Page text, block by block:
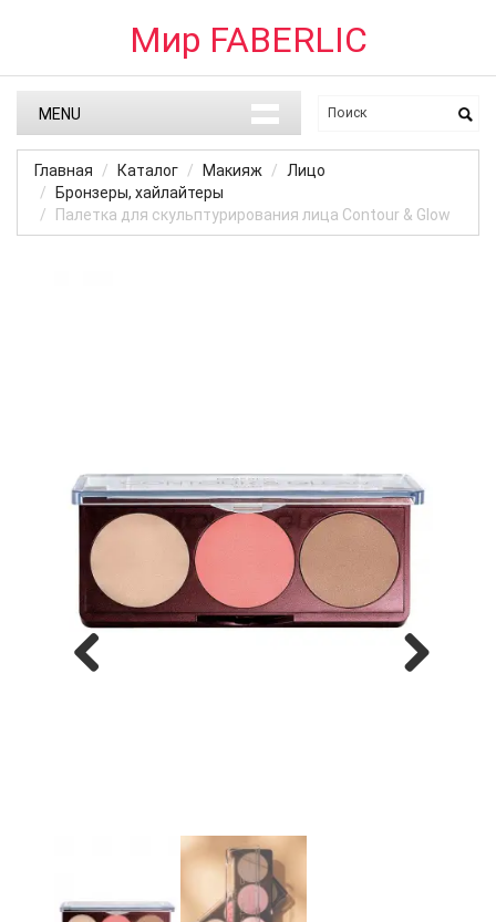
Мир FABERLIC
MENU
Главная Каталог Макияж
Лицо
Бронзеры, хайлайтеры
Палетка для скульптурирования лица Contour & Glow